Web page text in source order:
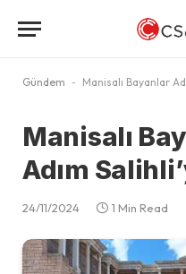
Gündem - Manisalı Bayanlar
Manisalı
Adım
24/11/2024 1 Min Read